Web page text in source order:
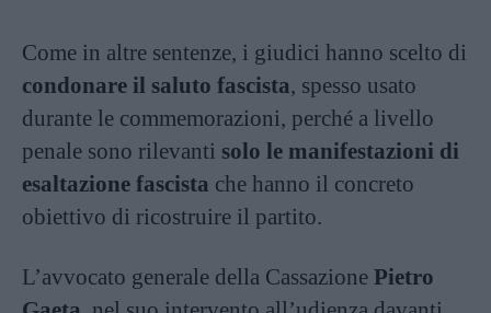
Come in altre sentenze, i giudici hanno scelto di
condonare il saluto fascista, spesso usato
durante le commemorazioni, perché a livello
penale sono rilevanti solo le manifestazioni di
esaltazione fascista che hanno il concreto
obiettivo di ricostruire il partito.
L’avvocato generale della Cassazione Pietro